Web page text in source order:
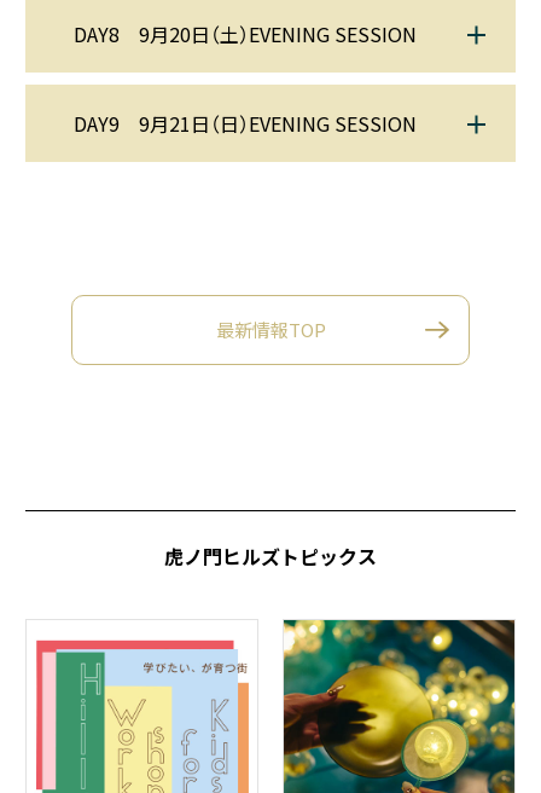
DAY8 9月20日（土）EVENING SESSION
DAY9 9月21日（日）EVENING SESSION
最新情報TOP
虎ノ門ヒルズトピックス